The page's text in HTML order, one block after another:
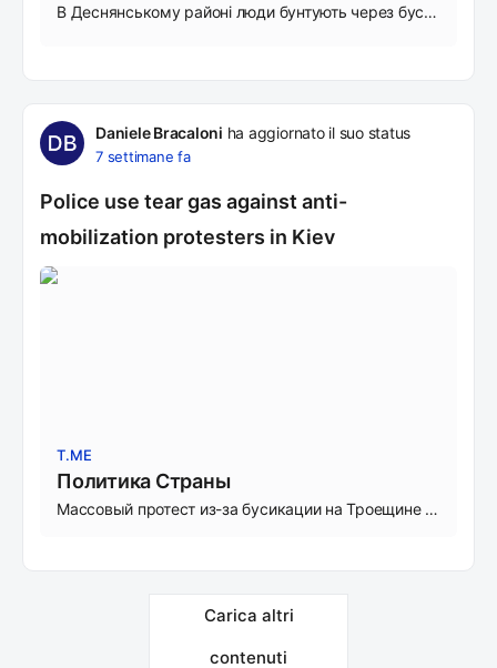
В Деснянському районі люди бунтують через бусифікацію. Попередньо, поліція використала газ проти натовпу.
Daniele Bracaloni ha aggiornato il suo status
7 settimane fa
Police use tear gas against anti-
mobilization protesters in Kiev
T.ME
Политика Страны
Массовый протест из-за бусикации на Троещине в Киеве набирает обороты. На место подтягивается всё больше людей, звучат возмущённые выкрики. По предварительным данным, прохожие заступились за парня, которого пытались забрать в ТЦК.
Carica altri
contenuti